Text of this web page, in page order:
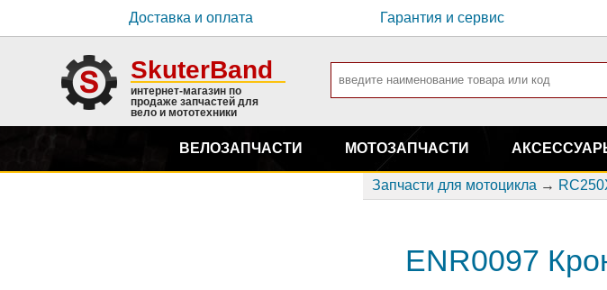
Доставка и оплата Гарантия и сервис
SkuterBand
интернет-магазин по
продаже запчастей для
вело и мототехники
ВЕЛОЗАПЧАСТИ МОТОЗАПЧАСТИ
Запчасти для мотоцикла →
ENR0097